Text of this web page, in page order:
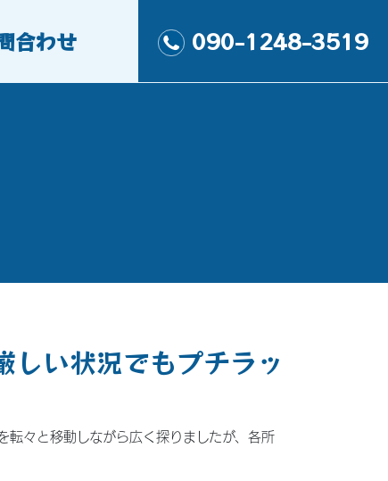
合わせ 090-1248-3519
い状況でもプチラッ
転々と移動しながら広く探りましたが、各所